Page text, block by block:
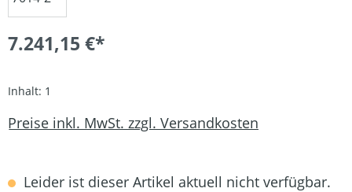
7.241,15 €*
Inhalt: 1
Preise inkl. MwSt. zzgl. Versandkosten
Leider ist dieser Artikel aktuell nicht verfügbar.